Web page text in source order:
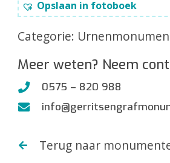
Opslaan in fotoboek
Categorie:
Meer weten? Neem
0575 – 820 988
Terug naar